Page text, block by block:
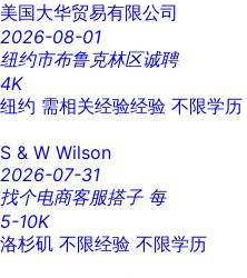
美国大华贸易有限公司
2026-08-01
纽约市布鲁克林区诚聘
4K
纽约 需相关经验经验 不限学历
S & W Wilson
2026-07-31
找个电商客服搭子 每
5-10K
洛杉矶 不限经验 不限学历